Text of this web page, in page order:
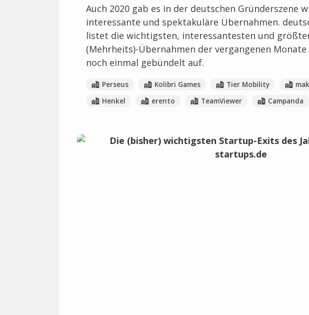
Auch 2020 gab es in der deutschen Gründerszene
interessante und spektakuläre Übernahmen.
listet die wichtigsten, interessantesten und
(Mehrheits)-Übernahmen der vergangenen Monate
noch einmal gebündelt auf.
Perseus Kolibri Games Tier Mobility
Henkel
erento TeamViewer Campanda